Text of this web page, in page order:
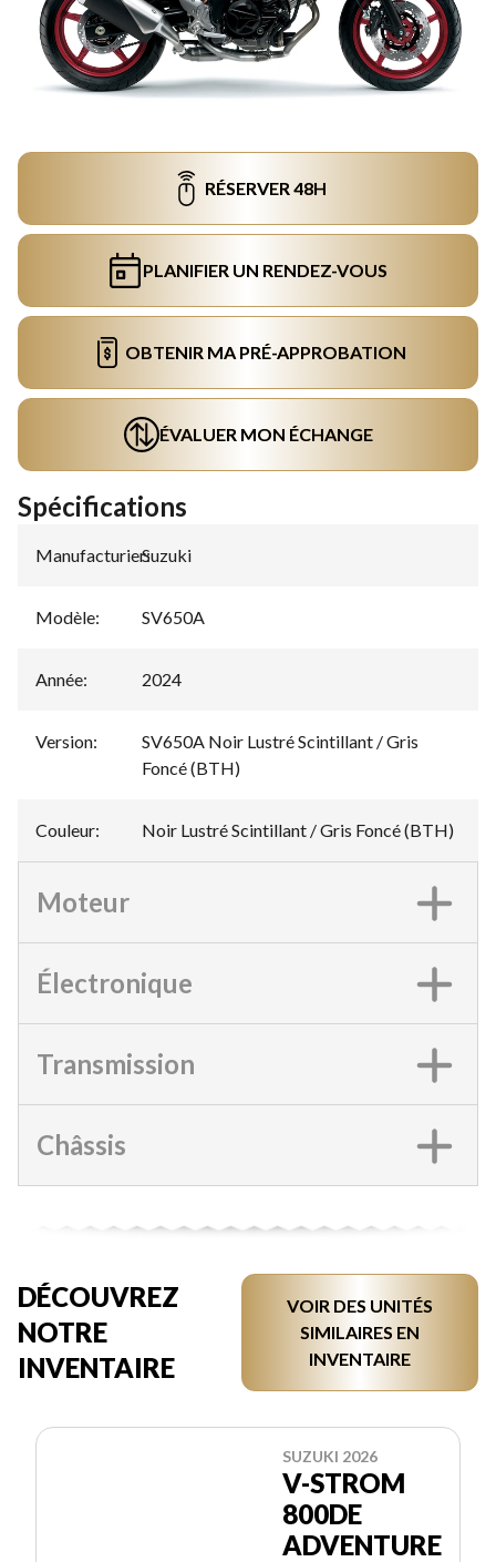
RÉSERVER 48H
PLANIFIER UN RENDEZ-VOUS
OBTENIR MA PRÉ-APPROBATION
ÉVALUER MON ÉCHANGE
Spécifications
Manufacturier:
Suzuki
Modèle: SV650A
Année: 2024
Version:
SV650A Noir Lustré Scintillant / Gris
Foncé (BTH)
Couleur: Noir Lustré Scintillant / Gris Foncé (BTH)
Moteur
Électronique
Transmission
Châssis
DÉCOUVREZ
NOTRE
INVENTAIRE
VOIR DES UNITÉS
SIMILAIRES EN
INVENTAIRE
SUZUKI 2026
V-STROM
800DE
ADVENTURE